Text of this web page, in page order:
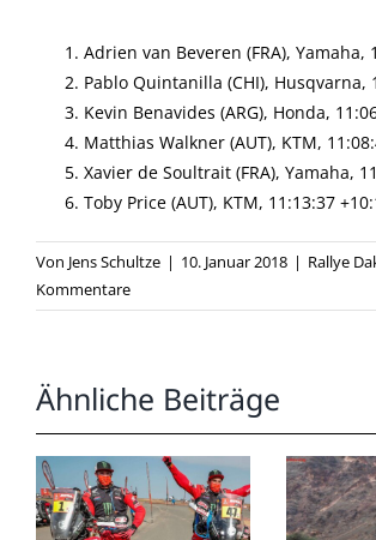
Adrien van Beveren (FRA), Yamaha,
Pablo Quintanilla (CHI), Husqvarna,
Kevin Benavides (ARG), Honda,
Matthias Walkner (AUT), KTM,
Xavier de Soultrait (FRA), Yamaha,
Toby Price (AUT), KTM, 11:13:37
Von Jens Schultze | 10. Januar 2018 | Rallye
Kommentare
Ähnliche Beiträge